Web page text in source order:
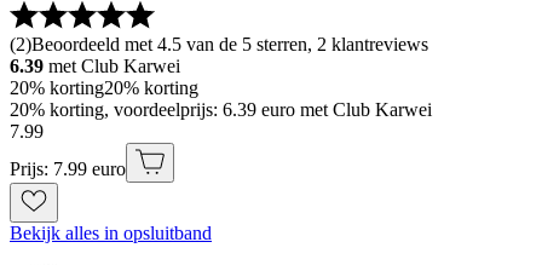
(2)Beoordeeld met 4.5 van de 5 sterren, 2 klantreviews
6.39 met Club Karwei
20% korting20% korting
20% korting, voordeelprijs: 6.39 euro met Club Karwei
7.99
Prijs: 7.99 euro
Bekijk alles in opsluitband